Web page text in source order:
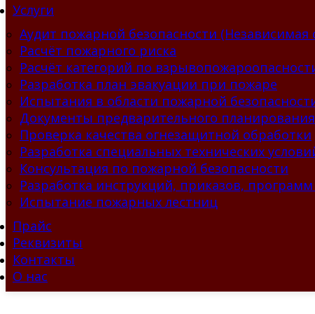
Услуги
Аудит пожарной безопасности (Независимая
Расчёт пожарного риска
Расчёт категорий по
Разработка план эвакуации при пожаре
Испытания в области пожарной
Документы предварительного
Проверка качества огнезащитной обработки
Разработка специальных технических
Консультация по пожарной безопасности
Разработка инструкций, приказов,
Испытание пожарных лестниц
Прайс
Реквизиты
Контакты
О нас